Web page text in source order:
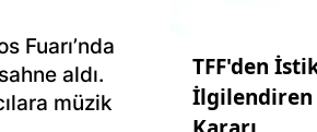
Fuarı’nda
aldı.
müzik
TFF'den
İlgilendiren